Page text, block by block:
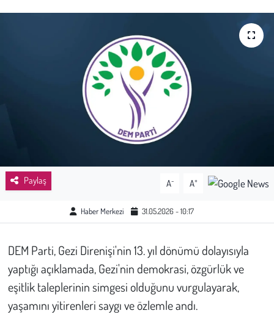
Paylaş A- A+
Haber Merkezi 31.05.2026 - 10:17
DEM Parti, Gezi Direnişi'nin 13. yıl dönümü dolayısıyla
yaptığı açıklamada, Gezi'nin demokrasi, özgürlük ve
eşitlik taleplerinin simgesi olduğunu vurgulayarak,
yaşamını yitirenleri saygı ve özlemle andı.
Spor
Çocuk
Kültür Sanat
Bilim - Teknoloji